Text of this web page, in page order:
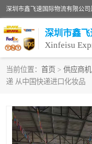
深圳市鑫
Xinfeisu
当前位置： 首页 > 供应商机
递 从中国快递进口化妆品
联邦快递
俄罗斯快递
深圳DHL国际快递